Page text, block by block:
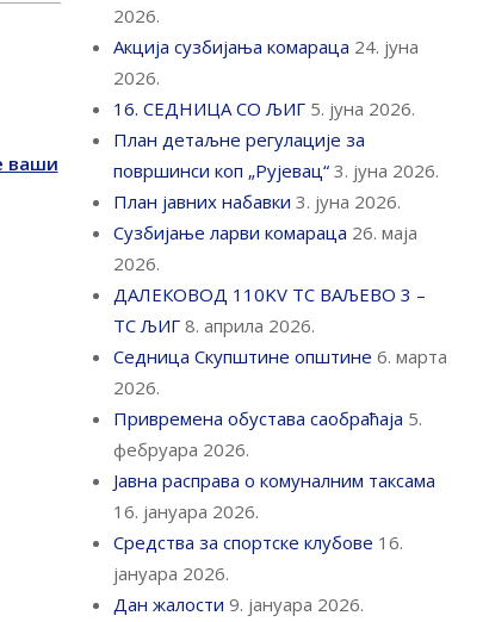
ваши
2026.
Акција сузбијања комараца 24. јуна
2026.
16. СЕДНИЦА СО ЉИГ 5. јуна 2026.
План детаљне регулације за
површинси коп „Рујевац“ 3. јуна 2026.
План јавних набавки 3. јуна 2026.
Сузбијање ларви комараца 26. маја
2026.
ДАЛЕКОВОД 110KV ТС ВАЉЕВО 3 –
ТС ЉИГ 8. априла 2026.
Седница Скупштине општине 6. марта
2026.
Привремена обустава саобраћаја 5.
фебруара 2026.
Јавна расправа о комуналним таксама
16. јануара 2026.
Средства за спортске клубове 16.
јануара 2026.
Дан жалости 9. јануара 2026.